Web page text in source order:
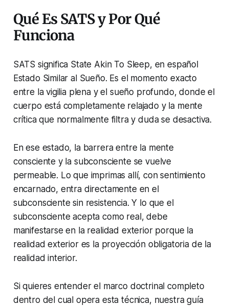
Qué Es SATS y Por Qué
Funciona
SATS significa State Akin To Sleep, en español
Estado Similar al Sueño. Es el momento exacto
entre la vigilia plena y el sueño profundo, donde el
cuerpo está completamente relajado y la mente
crítica que normalmente filtra y duda se desactiva.
En ese estado, la barrera entre la mente
consciente y la subconsciente se vuelve
permeable. Lo que imprimas allí, con sentimiento
encarnado, entra directamente en el
subconsciente sin resistencia. Y lo que el
subconsciente acepta como real, debe
manifestarse en la realidad exterior porque la
realidad exterior es la proyección obligatoria de la
realidad interior.
Si quieres entender el marco doctrinal completo
dentro del cual opera esta técnica, nuestra guía